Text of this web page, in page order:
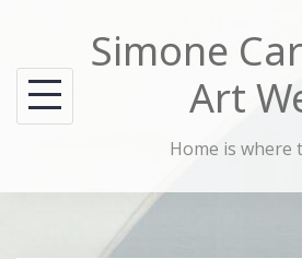
content
Simone
Art
Home is where